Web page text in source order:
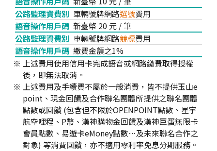
車輛號牌網路選號費用
新臺幣 20 元 / 筆
車輛號牌網路競標費用
繳費金額之1%
上述費用使用信用卡完成語音或網路繳費取得授權
後，即無法取消。
上述費用及手續費不屬於一般消費，皆不提供玉山e
point、現金回饋及合作聯名團體所提供之聯名團體
點數或回饋 (包含但不限於OPENPOINT點數、星宇
航空哩程、P幣、漢神購物金回饋及漢神巨蛋無限卡
會員點數、易遊卡eMoney點數…及未來聯名合作之
對象) 等消費回饋，亦不適用零利率免息分期服務。